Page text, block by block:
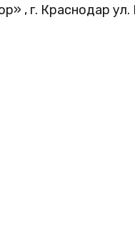
, г. Краснодар ул.